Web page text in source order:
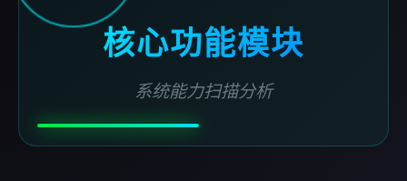
核心功能模块
系统能力扫描分析